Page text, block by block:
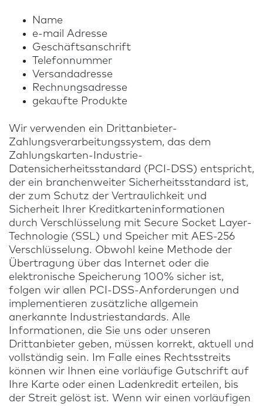
Name
e-mail Adresse
Geschäftsanschrift
Telefonnummer
Versandadresse
Rechnungsadresse
gekaufte Produkte
Wir verwenden ein Drittanbieter-
Zahlungsverarbeitungssystem, das dem
Zahlungskarten-Industrie-
Datensicherheitsstandard (PCI-DSS) entspricht,
der ein branchenweiter Sicherheitsstandard ist,
der zum Schutz der Vertraulichkeit und
Sicherheit Ihrer Kreditkarteninformationen
durch Verschlüsselung mit Secure Socket Layer-
Technologie (SSL) und Speicher mit AES-256
Verschlüsselung. Obwohl keine Methode der
Übertragung über das Internet oder die
elektronische Speicherung 100% sicher ist,
folgen wir allen PCI-DSS-Anforderungen und
implementieren zusätzliche allgemein
anerkannte Industriestandards. Alle
Informationen, die Sie uns oder unseren
Drittanbieter geben, müssen korrekt, aktuell und
vollständig sein. Im Falle eines Rechtsstreits
können wir Ihnen eine vorläufige Gutschrift auf
Ihre Karte oder einen Ladenkredit erteilen, bis
der Streit gelöst ist. Wenn wir einen vorläufigen